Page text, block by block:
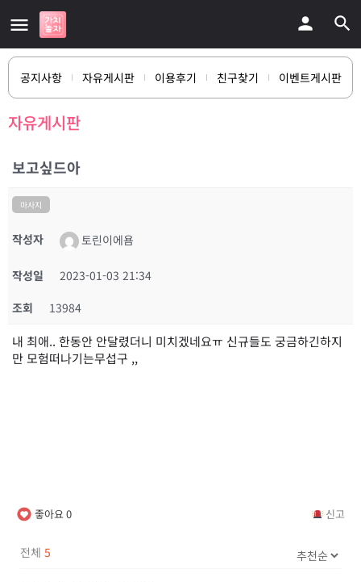
공지사항 자유게시판 이용후기 친구찾기 이벤트게시판
자유게시판
보고싶드아
마사지
작성자 토린이에욤
작성일
2023-01-03 21:34
조회
13984
내 최애.. 한동안 안달렸더니 미치겠네요ㅠ 신규들도 궁금하긴하지
만 모험떠나기는무섭구 ,,
좋아요0 신고
전체 5